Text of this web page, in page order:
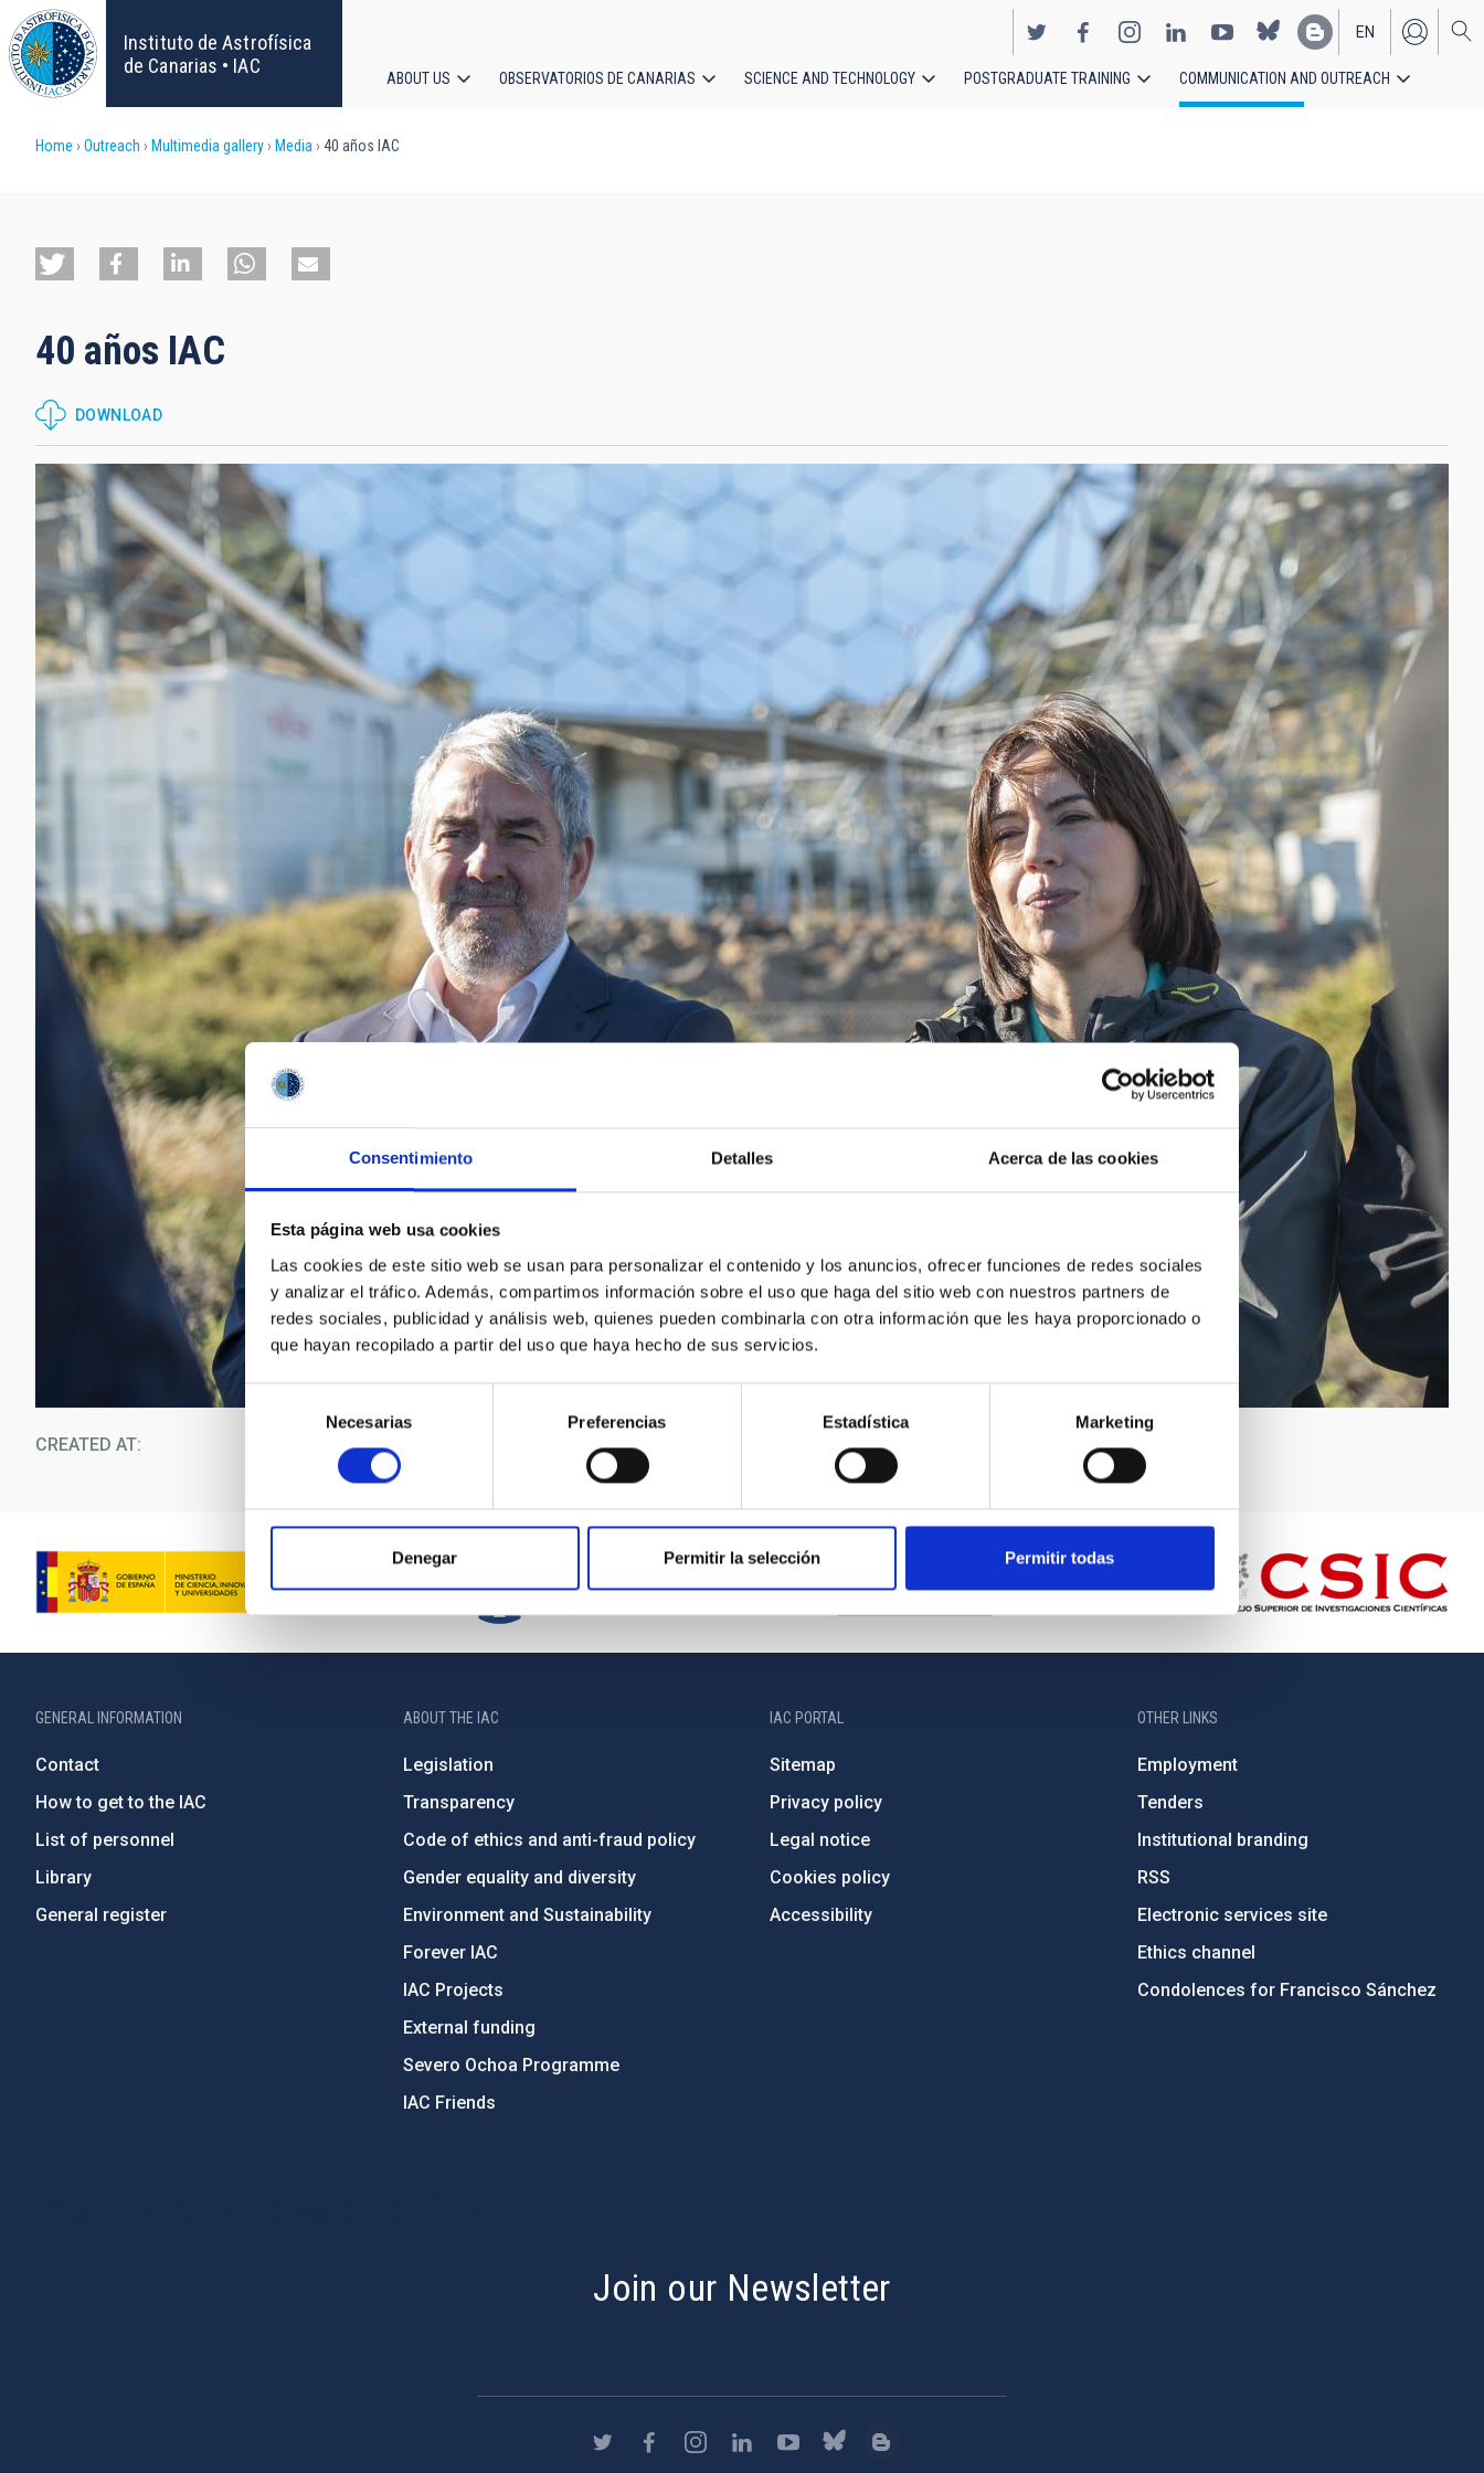
Consentimiento Detalles Acerca de las cookies
Esta página web usa cookies
Las cookies de este sitio web se usan para personalizar el contenido y los anuncios, ofrecer funciones de redes sociales
y analizar el tráfico. Además, compartimos información sobre el uso que haga del sitio web con nuestros partners de
redes sociales, publicidad y análisis web, quienes pueden combinarla con otra información que les haya proporcionado o
que hayan recopilado a partir del uso que haya hecho de sus servicios.
consentimiento
Necesarias Preferencias Estadística Marketing
Denegar Permitir la selección Permitir todas
Skip
to
main
content
Instituto de Astrofísica
de Canarias • IAC
EN
ES
ABOUT US OBSERVATORIOS DE CANARIAS SCIENCE AND TECHNOLOGY POSTGRADUATE TRAINING COMMUNICATION AND OUTREACH
Breadcrumb
Home Outreach Multimedia gallery Media 40 años IAC
40 años IAC
DOWNLOAD
CREATED AT
GENERAL INFORMATION
Contact
How to get to the IAC
List of personnel
Library
General register
ABOUT THE IAC
Legislation
Transparency
Code of ethics and anti-fraud policy
Gender equality and diversity
Environment and Sustainability
Forever IAC
IAC Projects
External funding
Severo Ochoa Programme
IAC Friends
IAC PORTAL
Sitemap
Privacy policy
Legal notice
Cookies policy
Accessibility
OTHER LINKS
Employment
Tenders
Institutional branding
RSS
Electronic services site
Ethics channel
Condolences for Francisco Sánchez
Join our Newsletter